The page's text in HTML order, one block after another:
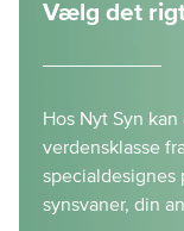
Vælg det
Hos Nyt Syn
verdensklasse
synsvaner, din